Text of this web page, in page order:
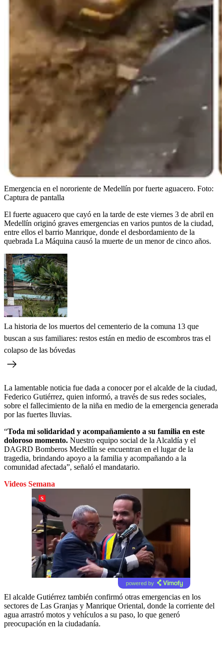
Emergencia en el nororiente de Medellín por fuerte aguacero. Foto:
Captura de pantalla
El fuerte aguacero que cayó en la tarde de este viernes 3 de abril en
Medellín originó graves emergencias en varios puntos de la ciudad,
entre ellos el barrio Manrique, donde el desbordamiento de la
quebrada La Máquina causó la muerte de un menor de cinco años.
La historia de los muertos del cementerio de la comuna 13 que
buscan a sus familiares: restos están en medio de escombros tras el
colapso de las bóvedas
La lamentable noticia fue dada a conocer por el alcalde de la ciudad,
Federico Gutiérrez, quien informó, a través de sus redes sociales,
sobre el fallecimiento de la niña en medio de la emergencia generada
por las fuertes lluvias.
“Toda mi solidaridad y acompañamiento a su familia en este
doloroso momento. Nuestro equipo social de la Alcaldía y el
DAGRD Bomberos Medellín se encuentran en el lugar de la
tragedia, brindando apoyo a la familia y acompañando a la
comunidad afectada”, señaló el mandatario.
Videos Semana
powered by
El alcalde Gutiérrez también confirmó otras emergencias en los
sectores de Las Granjas y Manrique Oriental, donde la corriente del
agua arrastró motos y vehículos a su paso, lo que generó
preocupación en la ciudadanía.